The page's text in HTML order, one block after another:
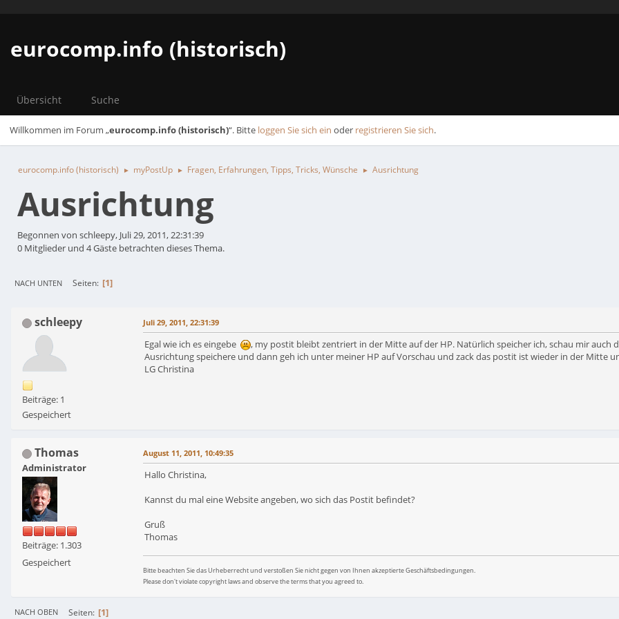
eurocomp.info (historisch)
Übersicht Suche
Willkommen im Forum „eurocomp.info (historisch)“. Bitte loggen Sie sich ein oder registrieren Sie sich.
eurocomp.info (historisch) ► myPostUp ► Fragen, Erfahrungen, Tipps, Tricks, Wünsche ► Ausrichtung
Ausrichtung
Begonnen von schleepy, Juli 29, 2011, 22:31:39
0 Mitglieder und 4 Gäste betrachten dieses Thema.
NACH UNTEN Seiten 1
schleepy
Beiträge: 1
Gespeichert
Juli 29, 2011, 22:31:39
Egal wie ich es eingebe
, my postit bleibt zentriert in der Mitte auf der HP. Natürlich speicher ich, schau mir auch
Ausrichtung speichere und dann geh ich unter meiner HP auf Vorschau und zack das postit ist wieder in der Mitte
LG Christina
Thomas
Administrator
Beiträge: 1.303
Gespeichert
August 11, 2011, 10:49:35
Hallo Christina,
Kannst du mal eine Website angeben, wo sich das Postit befindet?
Gruß
Thomas
Bitte beachten Sie das Urheberrecht und verstoßen Sie nicht gegen von Ihnen akzeptierte Geschäftsbedingungen.
Please don't violate copyright laws and observe the terms that you agreed to.
NACH OBEN Seiten 1